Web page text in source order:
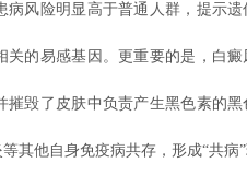
风险明显高于普通人群，提示遗
的易感基因。更重要的是，白
毁了皮肤中负责产生黑色素的
其他自身免疫病共存，形成“共病”